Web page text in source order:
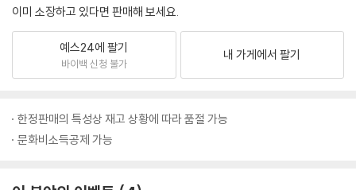
이미 소장하고 있다면 판매해 보세요.
예스24에 팔기
바이백 신청 불가
내 가게에서 팔기
한정판매의 특성상 재고 상황에 따라 품절 가능
문화비소득공제 가능